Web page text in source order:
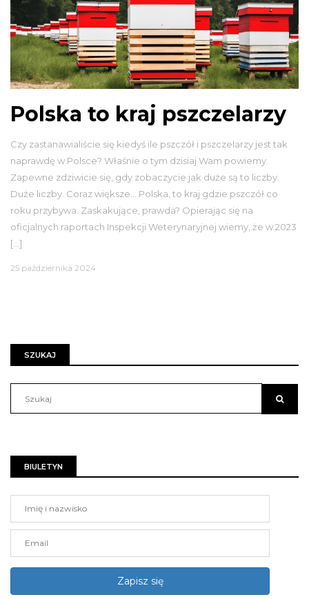
Polska to kraj pszczelarzy
Czy zastanawialiście się kiedyś ile pszczół i pszczelarzy jest tak
naprawdę w Polsce? Właśnie o tym dzisiaj Wam powiemy.
Zapewne zdziwicie się, gdy zobaczycie jak duże są to liczby.
Duże liczby. Coraz większe… Polska, to kraj gdzie pszczół co
roku przybywa. Zaskakujące, prawda? Opierając się na
oficjalnych raportach Inspekcji Weterynaryjnej wiemy, że w 2023
[…]
25 października 2024
SZUKAJ
BIULETYN